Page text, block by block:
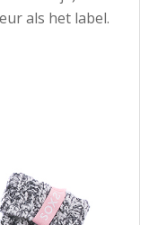
als het label.